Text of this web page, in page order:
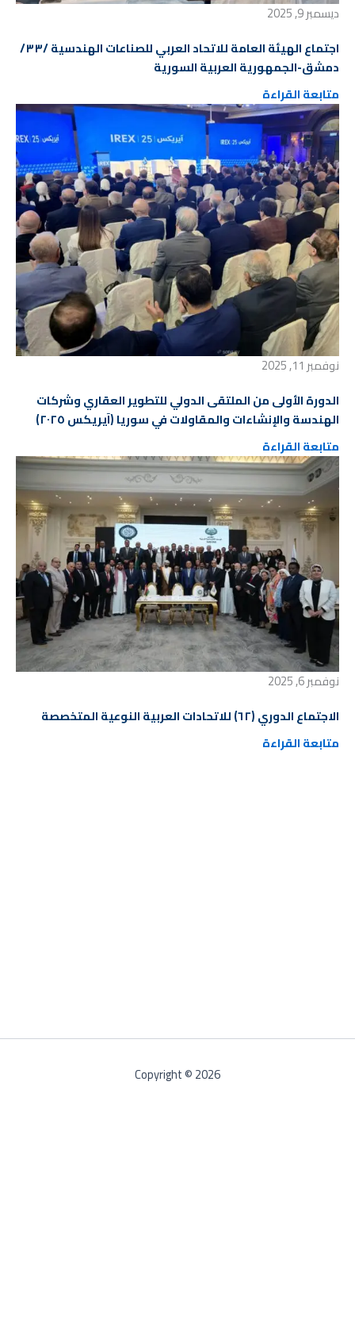
ديسمبر 9, 2025
اجتماع الهيئة العامة للاتحاد العربي للصناعات الهندسية /٣٣/
دمشق-الجمهورية العربية السورية
متابعة القراءة
نوفمبر 11, 2025
الدورة الأولى من الملتقى الدولي للتطوير العقاري وشركات
الهندسة والإنشاءات والمقاولات في سوريا (آيريكس ٢٠٢٥)
متابعة القراءة
نوفمبر 6, 2025
الاجتماع الدوري (٦٢) للاتحادات العربية النوعية المتخصصة
متابعة القراءة
Copyright © 2026